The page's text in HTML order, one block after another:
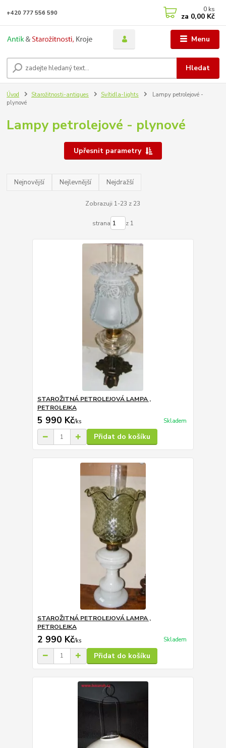
Menu
Hledat
+420 777 556 590 0 ks
za 0,00 Kč
Úvod Starožitnosti-antiques Svítidla-lights
Lampy petrolejové -
plynové
Lampy petrolejové - plynové
Upřesnit parametry
Nejnovější Nejlevnější Nejdražší
Zobrazuji 1-23 z 23
strana z 1
STAROŽITNÁ PETROLEJOVÁ LAMPA ,
PETROLEJKA
5 990 Kč/ks Skladem
Přidat do košíku
STAROŽITNÁ PETROLEJOVÁ LAMPA ,
PETROLEJKA
2 990 Kč/ks Skladem
Přidat do košíku